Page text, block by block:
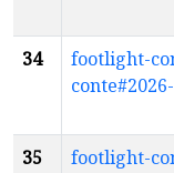
34
footlight-
35
footlight-